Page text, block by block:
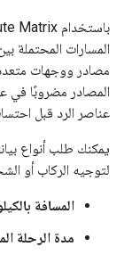
المسارات المحتملة
مصادر ووجهات
عناصر الرد قبل
يمكنك طلب أنواع
لتوجيه الركاب أو
المسافة
مدة الرحلة